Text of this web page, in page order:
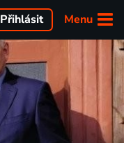
Menu
Přihlásit